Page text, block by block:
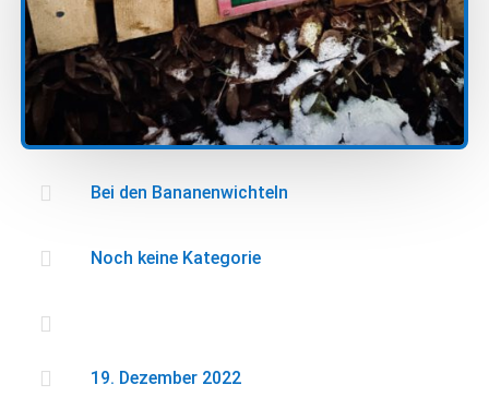
 Bei den Bananenwichteln
 Noch keine Kategorie

 19. Dezember 2022